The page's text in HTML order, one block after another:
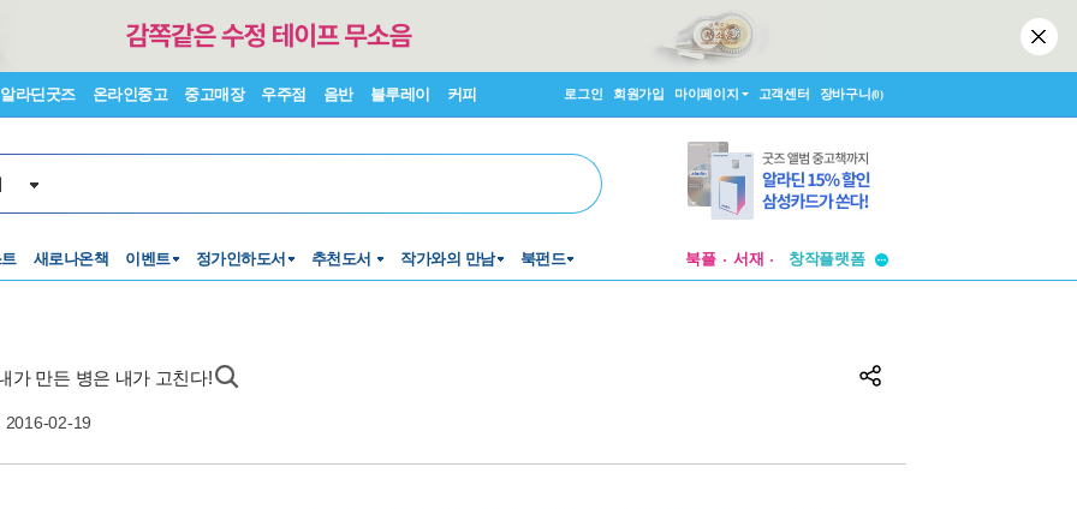
알라딘굿즈 온라인중고 중고매장 우주점 음반 블루레이 커피 로그인 회원가입 마이페이지 고객센터 장바구니(0)
새로나온책 이벤트 정가인하도서 추천도서 작가와의 만남 북펀드 북플 서재
창작플랫폼
가 만든 병은 내가 고친다!
2016-02-19